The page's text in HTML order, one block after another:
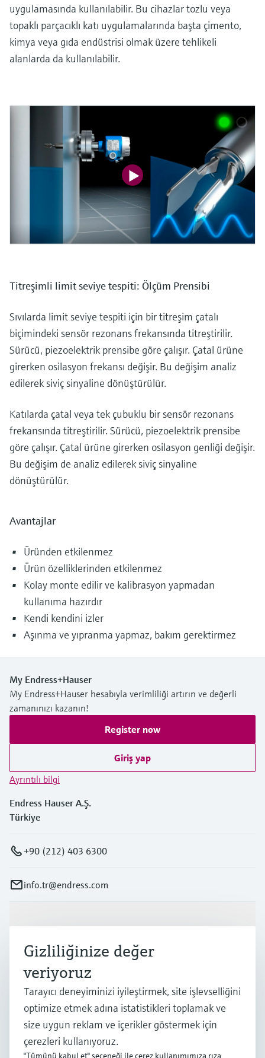
uygulamasında kullanılabilir. Bu cihazlar tozlu veya
topaklı parçacıklı katı uygulamalarında başta çimento,
kimya veya gıda endüstrisi olmak üzere tehlikeli
alanlarda da kullanılabilir.
Titreşimli limit seviye tespiti: Ölçüm Prensibi
Sıvılarda limit seviye tespiti için bir titreşim çatalı
biçimindeki sensör rezonans frekansında titreştirilir.
Sürücü, piezoelektrik prensibe göre çalışır. Çatal ürüne
girerken osilasyon frekansı değişir. Bu değişim analiz
edilerek siviç sinyaline dönüştürülür.
Katılarda çatal veya tek çubuklu bir sensör rezonans
frekansında titreştirilir. Sürücü, piezoelektrik prensibe
göre çalışır. Çatal ürüne girerken osilasyon genliği değişir.
Bu değişim de analiz edilerek siviç sinyaline
dönüştürülür.
Avantajlar
Üründen etkilenmez
Ürün özelliklerinden etkilenmez
Kolay monte edilir ve kalibrasyon yapmadan
kullanıma hazırdır
Kendi kendini izler
Aşınma ve yıpranma yapmaz, bakım gerektirmez
My Endress+Hauser
My Endress+Hauser hesabıyla verimliliği artırın ve değerli
zamanınızı kazanın!
Register now
Giriş yap
Ayrıntılı bilgi
Endress Hauser A.Ş.
Türkiye
+90 (212) 403 6300
info.tr@endress.com
Ürünler ve Servisler
Endüstriler
Destek
Şirket
Gizliliğinize değer
veriyoruz
Tarayıcı deneyiminizi iyileştirmek, site işlevselliğini
optimize etmek adına istatistikleri toplamak ve
size uygun reklam ve içerikler göstermek için
çerezleri kullanıyoruz.
"Tümünü kabul et" seçeneği ile çerez kullanımımıza rıza